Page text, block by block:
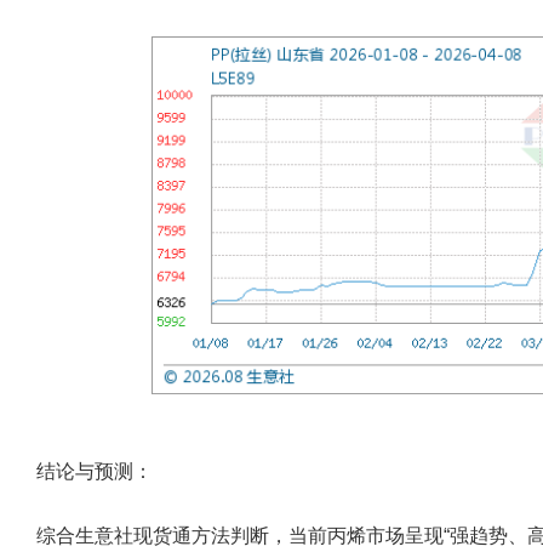
结论与预测：
综合生意社现货通方法判断，当前丙烯市场呈现“强趋势、